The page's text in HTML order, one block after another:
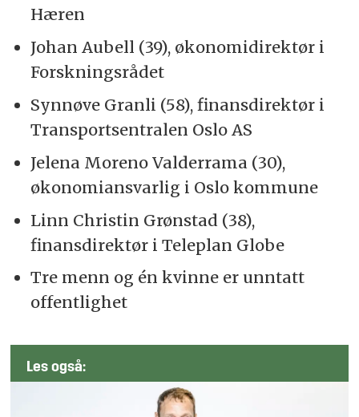
Hæren
Johan Aubell (39), økonomidirektør i
Forskningsrådet
Synnøve Granli (58), finansdirektør i
Transportsentralen Oslo AS
Jelena Moreno Valderrama (30),
økonomiansvarlig i Oslo kommune
Linn Christin Grønstad (38),
finansdirektør i Teleplan Globe
Tre menn og én kvinne er unntatt
offentlighet
Les også: